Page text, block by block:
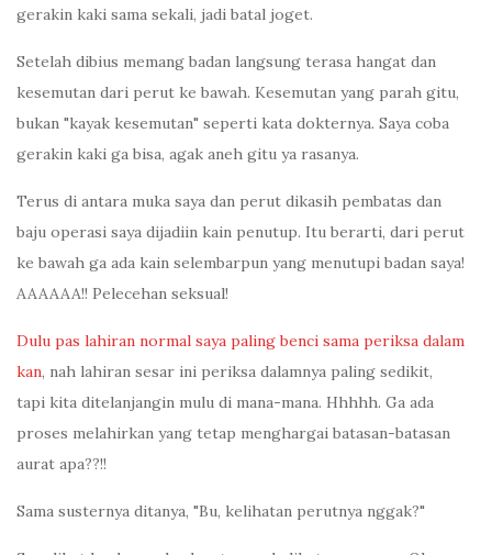
gerakin kaki sama sekali, jadi batal joget.
Setelah dibius memang badan langsung terasa hangat dan
kesemutan dari perut ke bawah. Kesemutan yang parah gitu,
bukan "kayak kesemutan" seperti kata dokternya. Saya coba
gerakin kaki ga bisa, agak aneh gitu ya rasanya.
Terus di antara muka saya dan perut dikasih pembatas dan
baju operasi saya dijadiin kain penutup. Itu berarti, dari perut
ke bawah ga ada kain selembarpun yang menutupi badan saya!
AAAAAA!! Pelecehan seksual!
Dulu pas lahiran normal saya paling benci sama periksa dalam
kan, nah lahiran sesar ini periksa dalamnya paling sedikit,
tapi kita ditelanjangin mulu di mana-mana. Hhhhh. Ga ada
proses melahirkan yang tetap menghargai batasan-batasan
aurat apa??!!
Sama susternya ditanya, "Bu, kelihatan perutnya nggak?"